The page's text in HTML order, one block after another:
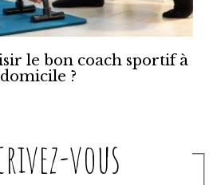
le bon coach sportif à
domicile ?
vous